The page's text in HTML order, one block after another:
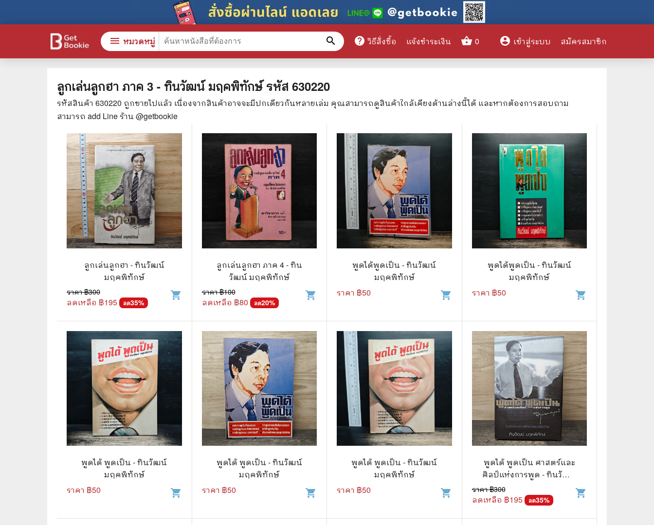
ลูกเล่นลูกฮา ภาค 3 - ทินวัฒน์ มฤคพิทักษ์รหัส 630220
รหัสสินค้า 630220 ถูกขายไปแล้ว เนื่องจากสินค้าอาจจะมีปกเดียวกันหลายเล่ม คุณสามารถดูสินค้าใกล้เคียงด้านล่างนี้ได้ และหากต้องการสอบถาม
สามารถ add Line ร้าน @getbookie
ลูกเล่นลูกฮา - ทินวัฒน์
มฤคพิทักษ์
ราคา ฿300
ลดเหลือ ฿195 ลด35%
shopping_cart
ลูกเล่นลูกฮา ภาค 4 - ทิน
วัฒน์ มฤคพิทักษ์
ราคา ฿100
ลดเหลือ ฿80 ลด20%
shopping_cart
พูดได้พูดเป็น - ทินวัฒน์
มฤคพิทักษ์
ราคา ฿50 shopping_cart
พูดได้พูดเป็น - ทินวัฒน์
มฤคพิทักษ์
ราคา ฿50 shopping_cart
พูดได้ พูดเป็น - ทินวัฒน์
มฤคพิทักษ์
ราคา ฿50 shopping_cart
พูดได้ พูดเป็น - ทินวัฒน์
มฤคพิทักษ์
ราคา ฿50 shopping_cart
พูดได้ พูดเป็น - ทินวัฒน์
มฤคพิทักษ์
ราคา ฿50 shopping_cart
พูดได้ พูดเป็น ศาสตร์และ
ศิลป์แห่งการพูด - ทินวัฒน์
ราคา ฿300
ลดเหลือ ฿195 ลด35%
shopping_cart
menu หมวดหมู่ search help วิธีสั่งซื้อ แจ้งชำระเงิน shopping_basket 0 account_circle เข้าสู่ระบบ สมัครสมาชิก
หมวดหมู่สินค้า
หนังสือทั้งหมด
สินค้าใช้เฉพาะแต้มเท่านั้น
📚 หนังสือทั่วไป
😁 จิตวิทยา พัฒนาตนเอง
👔 ธุรกิจ เศรษฐศาสตร์
📜 ประวัติศาสตร์
👤 ประวัติบุคคล ประสบการณ์ชีวิต
🌠 โหราศาสตร์ การทำนาย
☸️ ธรรมะ ศาสนา ปรัชญา
🏙️ การเมือง สังคมศาสตร์
🧳 ท่องเที่ยว ประสบการณ์ท่องเที่ยว
💃 งานอดิเรก อาชีพ
🌎 สารคดี ความรู้รอบตัว
💎 เพชร พลอย อัญมณี
🛸 วิทยาศาสตร์ คณิตศาสตร์
🌾 พืช สัตว์
🥘 อาหาร สุขภาพ ความงาม
🏡 บ้านและสวน
⚖️ กฎหมาย
💬 ภาษาศาสตร์
💉 การแพทย์
👮‍♀️ คู่มือเตรียมสอบราชการ
🏫 หนังสือเรียน
👩‍🏫 แนะแนวการศึกษา
การศึกษาและการสอน
😼 หนังสือการ์ตูน
📚 การ์ตูนชุด
👨‍❤️‍👨 การ์ตูนวาย การ์ตูนยูริ
🕰️ การ์ตูนยุคเก่า
❤️ รัก โรแมนติก
🎭 ดราม่า ชีวิต เรื่องจริง
💀 ผี สยองขวัญ ระทึกขวัญ
🐾 เกี่ยวกับสัตว์
🎻 การ์ตูนดนตรี
🍳 การ์ตูนทำอาหาร
⚔️ ต่อสู้ แอ๊คชั่น
📕 นิตยสาร
📺 เรื่องย่อละครโทรทัศน์
นิตยสารดารารุ่นเก่า
แฟนคลับดารา
เรื่องย่อซีรี่ย์ต่างประเทศ
🌍 ทั่วไปและวาไรตี้
🤡 เรื่องสั้น ขำขัน
🎨 ศิลปะและการออกแบบ
🎸 ดนตรี
🩱 แฟชั่น
⛪ ศาสนา
🏙️ การเมือง
⚽ กีฬา
🎞️ ภาพยนตร์
โมเดล
Gossip ดารา
👙 เซ็กซี่
💄 สุขภาพและความงาม
🎨 Art and Design
🤹‍♀️ Humor & Entertainment
🏝️ Survival & Emergency
Preparedness
🦸‍♂️ Comics & Graphic Novels
🏺 Historical & Political
🌠 Astrology
⛪ Religion
🧏‍♀️ Languages
🪐 Science & Math
😊 Self-Enrichment
👔 Business and Economics
🖥️ Computers & Technology
🧑‍🏫 Education & Teaching
🎶 Music & Movie
🧒 Children's Books
👪 Family and Relationships
🐕‍🦺 Animals
🏛️ Politics & Government
⚙️ Engineering & Transportation